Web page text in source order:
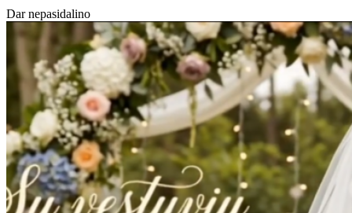
Dar nepasidalino